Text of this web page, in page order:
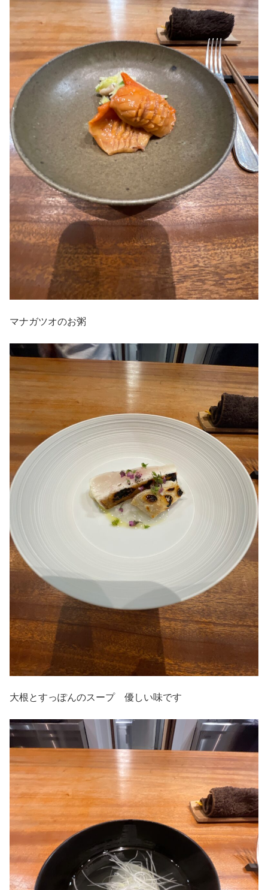
マナガツオのお粥
大根とすっぽんのスープ 優しい味です